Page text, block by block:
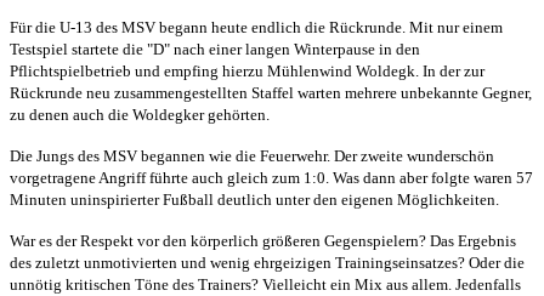
Für die U-13 des MSV begann heute endlich die Rückrunde. Mit nur einem
Testspiel startete die "D" nach einer langen Winterpause in den
Pflichtspielbetrieb und empfing hierzu Mühlenwind Woldegk. In der zur
Rückrunde neu zusammengestellten Staffel warten mehrere unbekannte Gegner,
zu denen auch die Woldegker gehörten.
Die Jungs des MSV begannen wie die Feuerwehr. Der zweite wunderschön
vorgetragene Angriff führte auch gleich zum 1:0. Was dann aber folgte waren 57
Minuten uninspirierter Fußball deutlich unter den eigenen Möglichkeiten.
War es der Respekt vor den körperlich größeren Gegenspielern? Das Ergebnis
des zuletzt unmotivierten und wenig ehrgeizigen Trainingseinsatzes? Oder die
unnötig kritischen Töne des Trainers? Vielleicht ein Mix aus allem. Jedenfalls